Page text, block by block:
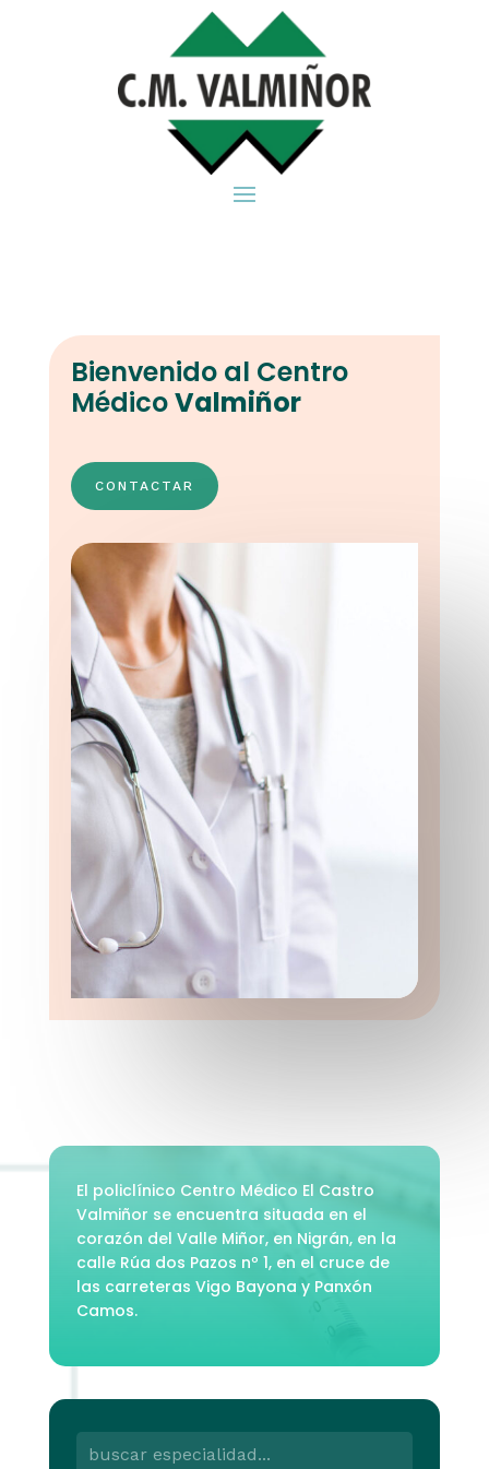
Bienvenido al Centro
MédicoValmiñor
CONTACTAR
El policlínico Centro Médico El Castro
Valmiñor se encuentra situada en el
corazón del Valle Miñor, en Nigrán, en la
calle Rúa dos Pazos nº 1, en el cruce de
las carreteras Vigo Bayona y Panxón
Camos.